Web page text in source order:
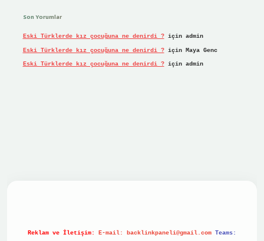
Son Yorumlar
Eski Türklerde kız çocuğuna ne denirdi ?için admin
Eski Türklerde kız çocuğuna ne denirdi ?için Maya Genc
Eski Türklerde kız çocuğuna ne denirdi ?için admin
Reklam ve İletişim: E-mail: backlinkpaneli@gmail.com Teams: